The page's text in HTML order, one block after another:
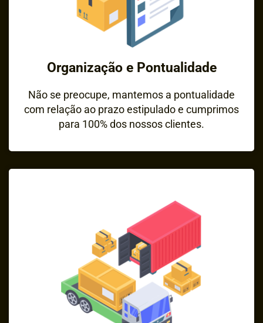
Organização e Pontualidade
Não se preocupe, mantemos a pontualidade
com relação ao prazo estipulado e cumprimos
para 100% dos nossos clientes.